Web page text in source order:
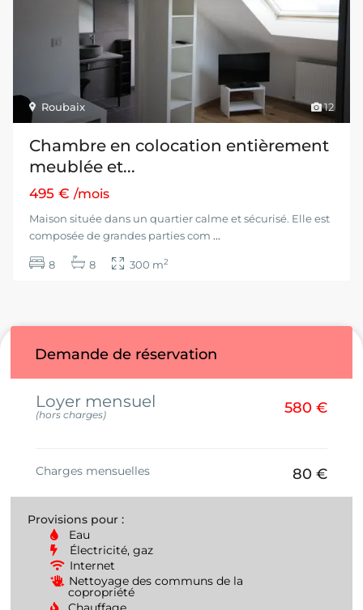
12
Roubaix
Chambre en colocation entièrement
meublée et...
495 €/mois
Maison située dans un quartier calme et sécurisé. Elle est
composée de grandes parties com ...
8 8 300 m2
Demande de réservation
Loyer mensuel
(hors charges) 580 €
Charges mensuelles 80 €
Provisions pour :
Eau
Électricité, gaz
Internet
Nettoyage des communs de la
copropriété